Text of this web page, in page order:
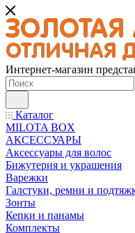
Интернет-магазин
Каталог
MILOTA BOX
АКСЕССУАРЫ
Аксессуары для волос
Бижутерия и украшения
Варежки
Галстуки, ремни и
Зонты
Кепки и панамы
Комплекты